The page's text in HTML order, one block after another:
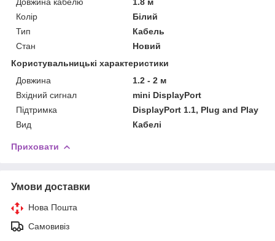
Колір
Білий
Тип
Кабель
Стан
Новий
Користувальницькі характеристики
Довжина
1.2 - 2 м
Вхідний сигнал
mini DisplayPort
Підтримка
DisplayPort 1.1, Plug and Play
Вид
Кабелі
Приховати
Умови доставки
Нова Пошта
Самовивіз